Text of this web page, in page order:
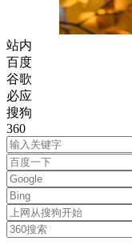
站内
百度
谷歌
必应
搜狗
360